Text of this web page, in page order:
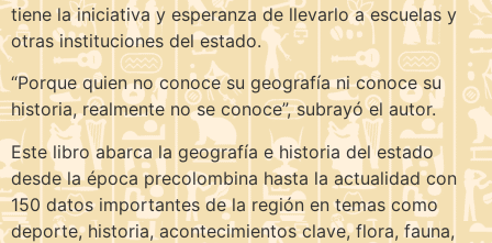
tiene la iniciativa y esperanza de llevarlo a escuelas y
otras instituciones del estado.
“Porque quien no conoce su geografía ni conoce su
historia, realmente no se conoce”, subrayó el autor.
Este libro abarca la geografía e historia del estado
desde la época precolombina hasta la actualidad con
150 datos importantes de la región en temas como
deporte, historia, acontecimientos clave, flora, fauna,